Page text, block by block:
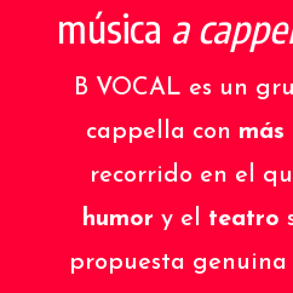
música a
B VOCAL es un
cappella con más
recorrido en el
humor y el teatro
propuesta genuina